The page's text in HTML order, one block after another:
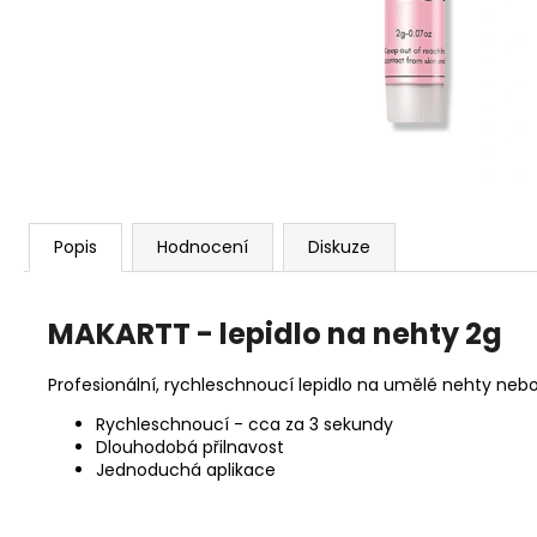
Popis Hodnocení Diskuze
MAKARTT - lepidlo na nehty 2g
Profesionální, rychleschnoucí lepidlo na umělé nehty
Rychleschnoucí - cca za 3 sekundy
Dlouhodobá přilnavost
Jednoduchá aplikace
PREP KIT - SADA PRO NALEPENÍ PRESS-